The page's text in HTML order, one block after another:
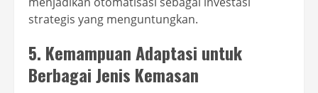
strategis yang menguntungkan.
5. Kemampuan Adaptasi untuk
Berbagai Jenis Kemasan